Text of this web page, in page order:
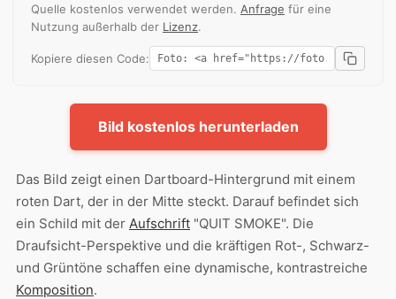
Quelle kostenlos verwendet werden. Anfrage für eine
Nutzung außerhalb der Lizenz.
Kopiere diesen Code:
Bild kostenlos herunterladen
Das Bild zeigt einen Dartboard-Hintergrund mit einem
roten Dart, der in der Mitte steckt. Darauf befindet sich
ein Schild mit der Aufschrift "QUIT SMOKE". Die
Draufsicht-Perspektive und die kräftigen Rot-, Schwarz-
und Grüntöne schaffen eine dynamische, kontrastreiche
Komposition.